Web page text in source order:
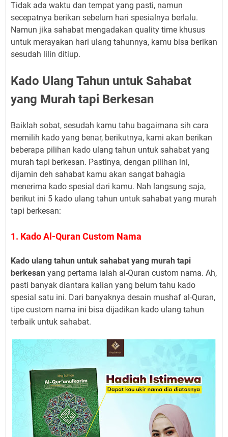
Tidak ada waktu dan tempat yang pasti, namun
secepatnya berikan sebelum hari spesialnya berlalu.
Namun jika sahabat mengadakan quality time khusus
untuk merayakan hari ulang tahunnya, kamu bisa berikan
sesudah lilin ditiup.
Kado Ulang Tahun untuk Sahabat
yang Murah tapi Berkesan
Baiklah sobat, sesudah kamu tahu bagaimana sih cara
memilih kado yang benar, berikutnya, kami akan berikan
beberapa pilihan kado ulang tahun untuk sahabat yang
murah tapi berkesan. Pastinya, dengan pilihan ini,
dijamin deh sahabat kamu akan sangat bahagia
menerima kado spesial dari kamu. Nah langsung saja,
berikut ini 5 kado ulang tahun untuk sahabat yang murah
tapi berkesan:
1. Kado Al-Quran Custom Nama
Kado ulang tahun untuk sahabat yang murah tapi
berkesan yang pertama ialah al-Quran custom nama. Ah,
pasti banyak diantara kalian yang belum tahu kado
spesial satu ini. Dari banyaknya desain mushaf al-Quran,
tipe custom nama ini bisa dijadikan kado ulang tahun
terbaik untuk sahabat.